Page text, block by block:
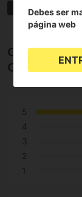
Cali Terpenes
Opiniones
Grapefruit
5
4
3
2
1
Debes ser
página web